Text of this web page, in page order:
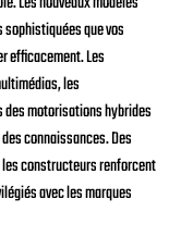
que vos
efficacement. Les
les
motorisations hybrides
connaissances. Des
constructeurs renforcent
avec les marques